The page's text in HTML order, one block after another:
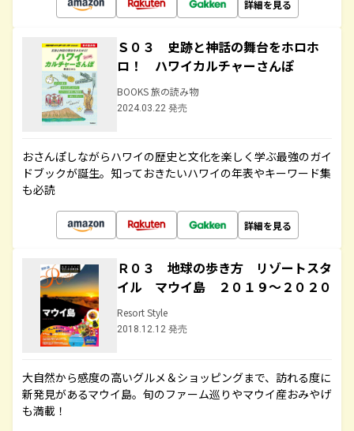
詳細を見る
Ｓ０３ 史跡と神話の舞台をホロホ
ロ！ ハワイカルチャーさんぽ
BOOKS 旅の読み物
2024.03.22 発売
おさんぽしながらハワイの歴史と文化を楽しく学ぶ最強のガイ
ドブックが誕生。知っておきたいハワイの年表やキーワード集
も必読
詳細を見る
Ｒ０３ 地球の歩き方 リゾートスタ
イル マウイ島 ２０１９～２０２０
Resort Style
2018.12.12 発売
大自然から感度の高いグルメ＆ショッピングまで、訪れる度に
新発見があるマウイ島。旬のファーム巡りやマウイ産おみやげ
も満載！